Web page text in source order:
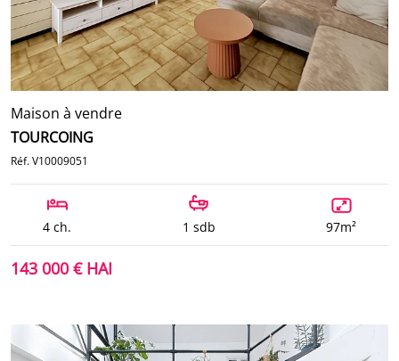
Maison à vendre
TOURCOING
Réf. V10009051
4 ch. 1 sdb 97m²
143 000 € HAI